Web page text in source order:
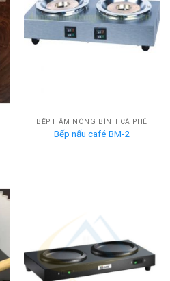
BẾP HÂM NÓNG BÌNH CÀ PHÊ
Bếp nấu café BM-2